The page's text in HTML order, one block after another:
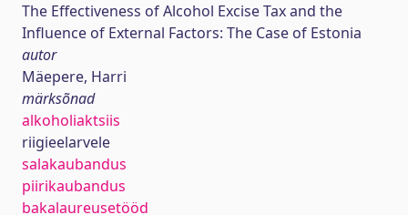
The Effectiveness of Alcohol Excise Tax and the
Influence of External Factors: The Case of Estonia
autor
Mäepere, Harri
märksõnad
alkoholiaktsiis
riigieelarvele
salakaubandus
piirikaubandus
bakalaureusetööd